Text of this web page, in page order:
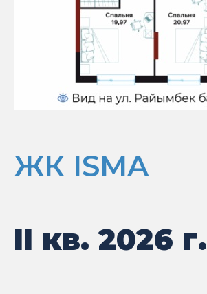
ЖК ISMA
II кв. 2026 г.